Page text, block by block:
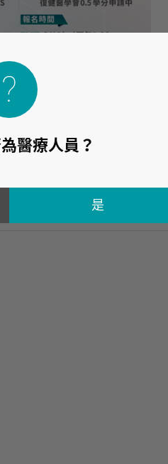
醫療人員？
大家帶來「超音波在胸腰椎的